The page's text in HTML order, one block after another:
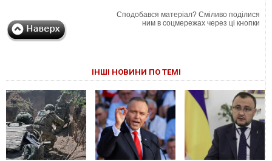
Сподобався матеріал? Сміливо поділися
ним в соцмережах через ці кнопки
ІНШІ НОВИНИ ПО ТЕМІ